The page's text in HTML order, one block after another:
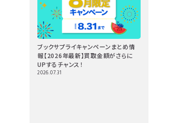
ブックサプライキャンペーンまとめ情
報【2026年最新】買取金額がさらに
UPするチャンス！
2026.07.31